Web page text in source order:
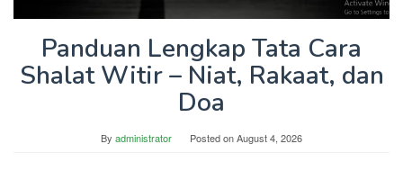
Panduan Lengkap Tata Cara
Shalat Witir – Niat, Rakaat, dan
Doa
By administrator Posted onAugust 4, 2026